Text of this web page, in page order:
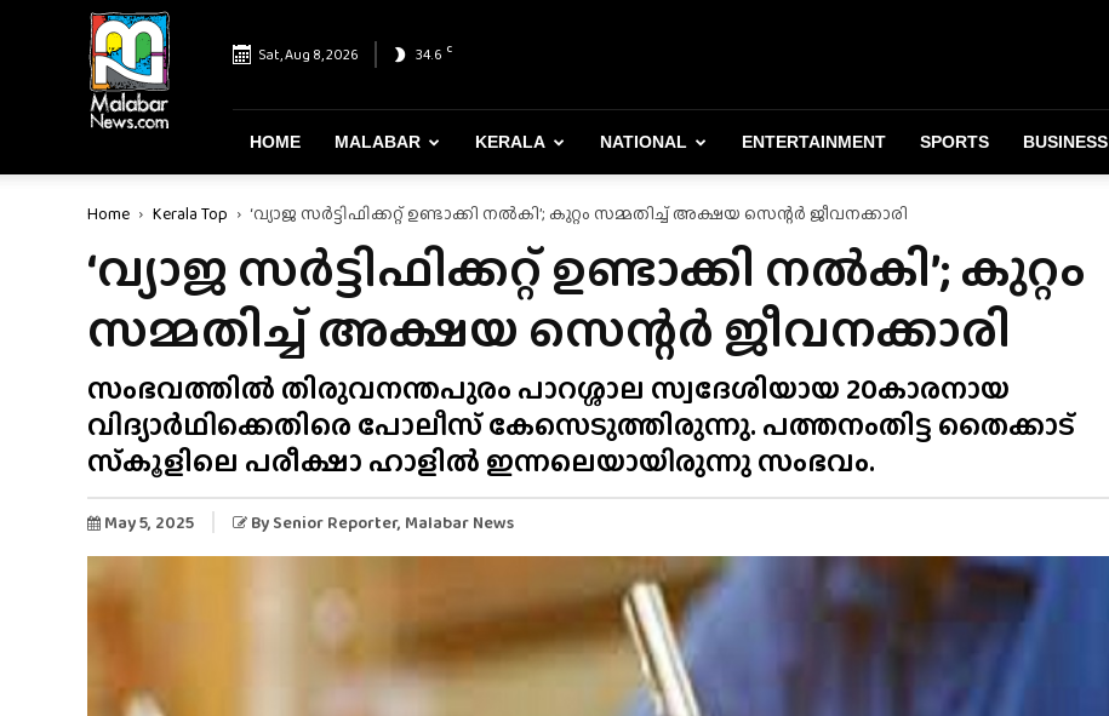
Malabar
News
–
Most
Reliable
Dependable
Portal
Sat, Aug 8, 2026 34.6 C
HOME MALABAR KERALA NATIONAL ENTERTAINMENT SPORTS BUSINESS
Home Kerala Top ‘വ്യാജ സർട്ടിഫിക്കറ്റ് ഉണ്ടാക്കി നൽകി’; കുറ്റം സമ്മതിച്ച് അക്ഷയ സെന്റർ ജീവനക്കാരി
‘വ്യാജ സർട്ടിഫിക്കറ്റ് ഉണ്ടാക്കി നൽകി’; കുറ്റം
സമ്മതിച്ച് അക്ഷയ സെന്റർ ജീവനക്കാരി
സംഭവത്തിൽ തിരുവനന്തപുരം പാറശ്ശാല സ്വദേശിയായ 20കാരനായ
വിദ്യാർഥിക്കെതിരെ പോലീസ് കേസെടുത്തിരുന്നു. പത്തനംതിട്ട തൈക്കാട്
സ്‌കൂളിലെ പരീക്ഷാ ഹാളിൽ ഇന്നലെയായിരുന്നു സംഭവം.
May 5, 2025 By Senior Reporter, Malabar News